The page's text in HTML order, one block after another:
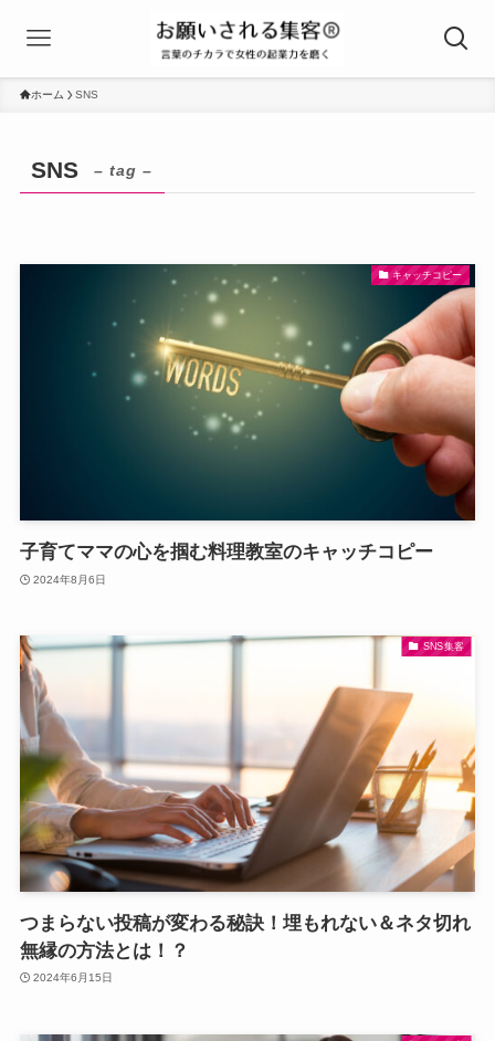
ホーム SNS
SNS – tag –
キャッチコピー
子育てママの心を掴む料理教室のキャッチコピー
2024年8月6日
SNS集客
つまらない投稿が変わる秘訣！埋もれない＆ネタ切れ
無縁の方法とは！？
2024年6月15日